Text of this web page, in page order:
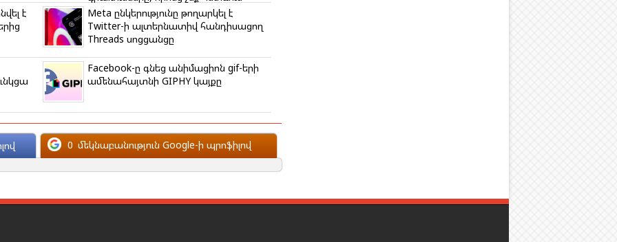
է
Meta ընկերությունը թողարկել է
Twitter-ի ալտերնատիվ հանդիսացող
Threads սոցցանցը
Facebook-ը գնեց անիմացիոն gif-երի
ամենահայտնի GIPHY կայքը
0 մեկնաբանություն Google-ի պրոֆիլով